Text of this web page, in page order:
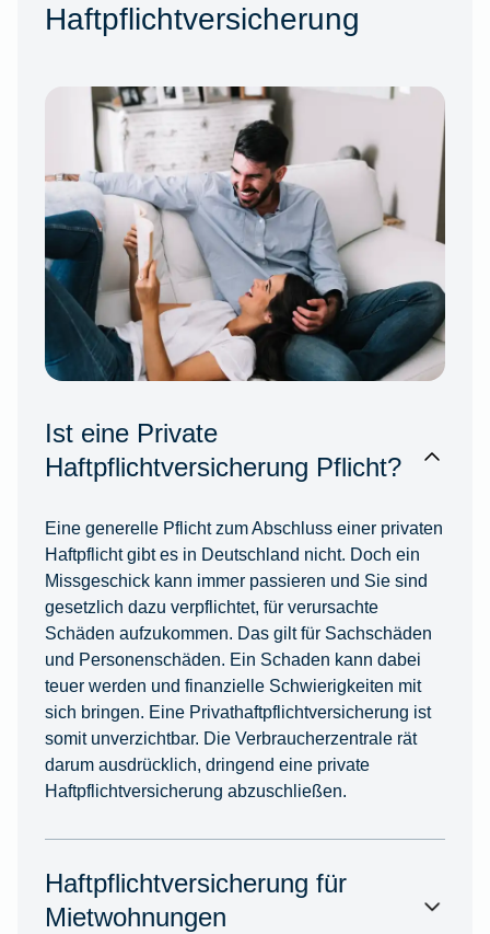
Haftpflichtversicherung
Ist eine Private
Haftpflichtversicherung Pflicht?
Eine generelle Pflicht zum Abschluss einer privaten
Haftpflicht gibt es in Deutschland nicht. Doch ein
Missgeschick kann immer passieren und Sie sind
gesetzlich dazu verpflichtet, für verursachte
Schäden aufzukommen. Das gilt für Sachschäden
und Personenschäden. Ein Schaden kann dabei
teuer werden und finanzielle Schwierigkeiten mit
sich bringen. Eine Privathaftpflichtversicherung ist
somit unverzichtbar. Die Verbraucherzentrale rät
darum ausdrücklich, dringend eine private
Haftpflichtversicherung abzuschließen.
Haftpflichtversicherung für
Mietwohnungen